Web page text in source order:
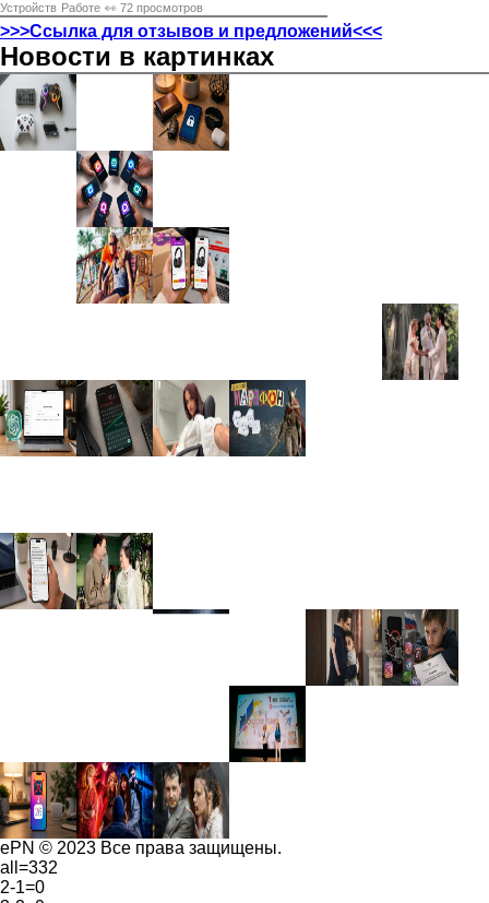
Устройств Работе 👀 72 просмотров
>>>Ссылка для отзывов и предложений<<<
Новости в картинках
ePN © 2023 Все права защищены.
all=332
2-1=0